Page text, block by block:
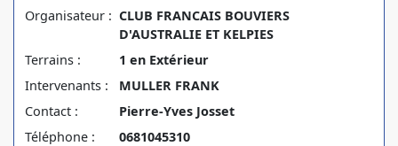
Organisateur : CLUB FRANCAIS BOUVIERS
D'AUSTRALIE ET KELPIES
Terrains :
1 en Extérieur
Intervenants :
MULLER FRANK
Contact :
Pierre-Yves Josset
Téléphone :
0681045310